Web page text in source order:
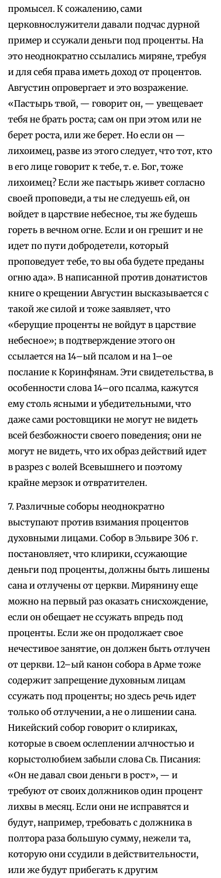
промысел. К сожалению, сами
церковнослужители давали подчас дурной
пример и ссужали деньги под проценты. На
это неоднократно ссылались миряне, требуя
и для себя права иметь доход от процентов.
Августин опровергает и это возражение.
«Пастырь твой, — говорит он, — увещевает
тебя не брать роста; сам он при этом или не
берет роста, или же берет. Но если он —
лихоимец, разве из этого следует, что тот, кто
в его лице говорит к тебе, т. е. Бог, тоже
лихоимец? Если же пастырь живет согласно
своей проповеди, а ты не следуешь ей, он
войдет в царствие небесное, ты же будешь
гореть в вечном огне. Если и он грешит и не
идет по пути добродетели, который
проповедует тебе, то вы оба будете преданы
огню ада». В написанной против донатистов
книге о крещении Августин высказывается с
такой же силой и тоже заявляет, что
«берущие проценты не войдут в царствие
небесное»; в подтверждение этого он
ссылается на 14–ый псалом и на 1–ое
послание к Коринфянам. Эти свидетельства, в
особенности слова 14–ого псалма, кажутся
ему столь ясными и убедительными, что
даже сами ростовщики не могут не видеть
всей безбожности своего поведения; они не
могут не видеть, что их образ действий идет
в разрез с волей Всевышнего и поэтому
крайне мерзок и отвратителен.
7. Различные соборы неоднократно
выступают против взимания процентов
духовными лицами. Собор в Эльвире 306 г.
постановляет, что клирики, ссужающие
деньги под проценты, должны быть лишены
сана и отлучены от церкви. Мирянину еще
можно на первый раз оказать снисхождение,
если он обещает не ссужать впредь под
проценты. Если же он продолжает свое
нечестивое занятие, он должен быть отлучен
от церкви. 12–ый канон собора в Арме тоже
содержит запрещение духовным лицам
ссужать под проценты; но здесь речь идет
только об отлучении, а не о лишении сана.
Никейский собор говорит о клириках,
которые в своем ослеплении алчностью и
корыстолюбием забыли слова Св. Писания:
«Он не давал свои деньги в рост», — и
требуют от своих должников один процент
лихвы в месяц. Если они не исправятся и
будут, например, требовать с должника в
полтора раза большую сумму, нежели та,
которую они ссудили в действительности,
или же будут прибегать к другим